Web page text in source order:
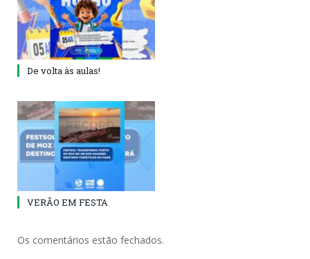
De volta às aulas!
VERÃO EM FESTA
Os comentários estão fechados.